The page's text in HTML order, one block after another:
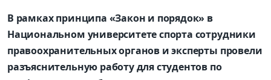
В рамках принципа «Закон и порядок» в
Национальном университете спорта сотрудники
правоохранительных органов и эксперты провели
разъяснительную работу для студентов по